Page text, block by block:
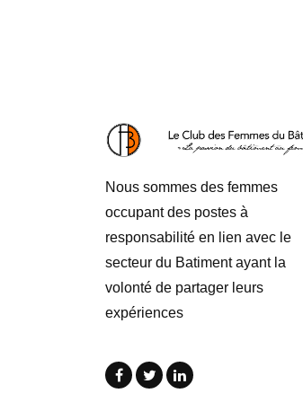
Nous sommes des femmes
occupant des postes à
responsabilité en lien avec le
secteur du Batiment ayant la
volonté de partager leurs
expériences